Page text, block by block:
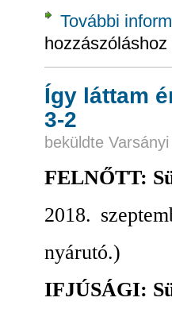
További
hozzászóláshoz
Így láttam
3-2
beküldte
FELNŐTT:
2018.
nyárutó.)
IFJÚSÁGI: